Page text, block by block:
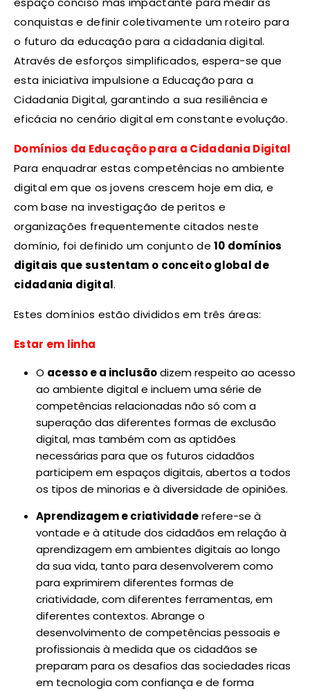
conquistas e definir coletivamente um roteiro para
o futuro da educação para a cidadania digital.
Através de esforços simplificados, espera-se que
esta iniciativa impulsione a Educação para a
Cidadania Digital, garantindo a sua resiliência e
eficácia no cenário digital em constante evolução.
Domínios da Educação para a Cidadania Digital
Para enquadrar estas competências no ambiente
digital em que os jovens crescem hoje em dia, e
com base na investigação de peritos e
organizações frequentemente citados neste
domínio, foi definido um conjunto de10 domínios
digitais que sustentam o conceito global de
cidadania digital.
Estes domínios estão divididos em três áreas:
Estar em linha
O acesso e a inclusãodizem respeito ao acesso
ao ambiente digital e incluem uma série de
competências relacionadas não só com a
superação das diferentes formas de exclusão
digital, mas também com as aptidões
necessárias para que os futuros cidadãos
participem em espaços digitais, abertos a todos
os tipos de minorias e à diversidade de opiniões.
Aprendizagem e criatividaderefere-se à
vontade e à atitude dos cidadãos em relação à
aprendizagem em ambientes digitais ao longo
da sua vida, tanto para desenvolverem como
para exprimirem diferentes formas de
criatividade, com diferentes ferramentas, em
diferentes contextos. Abrange o
desenvolvimento de competências pessoais e
profissionais à medida que os cidadãos se
preparam para os desafios das sociedades ricas
em tecnologia com confiança e de forma